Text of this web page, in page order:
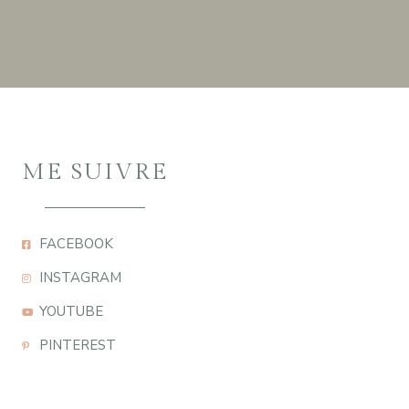
ME SUIVRE
FACEBOOK
INSTAGRAM
YOUTUBE
PINTEREST